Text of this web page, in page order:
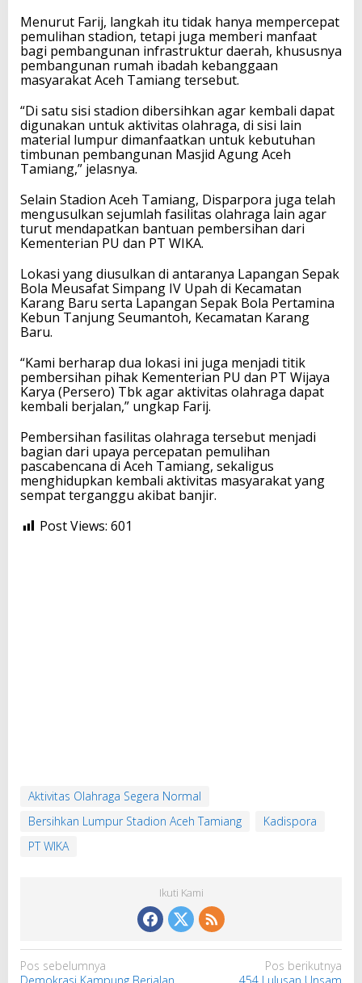
Menurut Farij, langkah itu tidak hanya mempercepat
pemulihan stadion, tetapi juga memberi manfaat
bagi pembangunan infrastruktur daerah, khususnya
pembangunan rumah ibadah kebanggaan
masyarakat Aceh Tamiang tersebut.
“Di satu sisi stadion dibersihkan agar kembali dapat
digunakan untuk aktivitas olahraga, di sisi lain
material lumpur dimanfaatkan untuk kebutuhan
timbunan pembangunan Masjid Agung Aceh
Tamiang,” jelasnya.
Selain Stadion Aceh Tamiang, Disparpora juga telah
mengusulkan sejumlah fasilitas olahraga lain agar
turut mendapatkan bantuan pembersihan dari
Kementerian PU dan PT WIKA.
Lokasi yang diusulkan di antaranya Lapangan Sepak
Bola Meusafat Simpang IV Upah di Kecamatan
Karang Baru serta Lapangan Sepak Bola Pertamina
Kebun Tanjung Seumantoh, Kecamatan Karang
Baru.
“Kami berharap dua lokasi ini juga menjadi titik
pembersihan pihak Kementerian PU dan PT Wijaya
Karya (Persero) Tbk agar aktivitas olahraga dapat
kembali berjalan,” ungkap Farij.
Pembersihan fasilitas olahraga tersebut menjadi
bagian dari upaya percepatan pemulihan
pascabencana di Aceh Tamiang, sekaligus
menghidupkan kembali aktivitas masyarakat yang
sempat terganggu akibat banjir.
Post Views: 601
Aktivitas Olahraga Segera Normal
Bersihkan Lumpur Stadion Aceh Tamiang
Kadispora
PT WIKA
Ikuti Kami
N
Pos sebelumnya
Pos berikutnya